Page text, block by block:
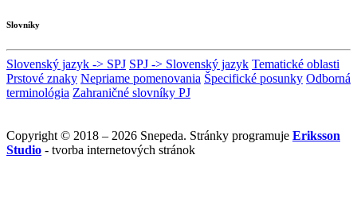
Slovníky
Slovenský jazyk -> SPJ SPJ -> Slovenský jazyk Tematické oblasti
Prstové znaky Nepriame pomenovania Špecifické posunky Odborná
terminológia Zahraničné slovníky PJ
Copyright © 2018 – 2026 Snepeda. Stránky programuje Eriksson
Studio - tvorba internetových stránok